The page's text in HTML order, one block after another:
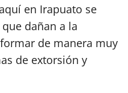
en Irapuato se
dañan a la
de manera muy
de extorsión y